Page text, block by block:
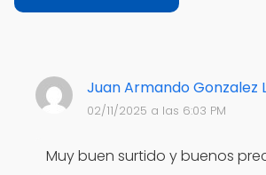
Juan Armando Gonzalez
02/11/2025 a las 6:03 PM
Muy buen surtido y buenos